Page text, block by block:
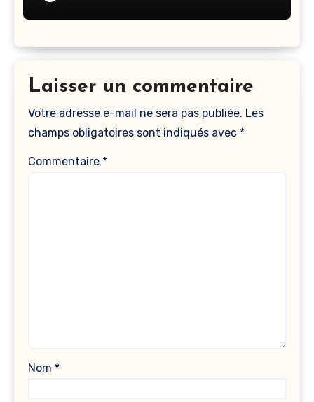
Laisser un commentaire
Votre adresse e-mail ne sera pas publiée. Les
champs obligatoires sont indiqués avec *
Commentaire *
Nom *